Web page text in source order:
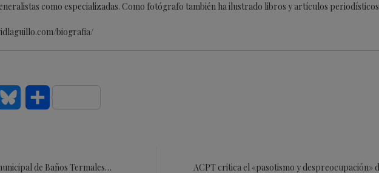
como especializadas. Como fotógrafo también ha ilustrado libros y artículos
biografia/
BlueskyCompartir
de Baños Termales… ACPT critica el «pasotismo y despreocupación»